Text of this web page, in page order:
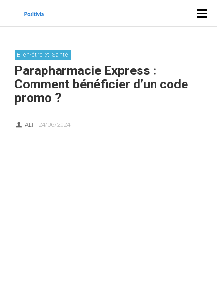
Bien-être et Santé
Parapharmacie Express :
Comment bénéficier d’un code
promo ?
ALI 24/06/2024